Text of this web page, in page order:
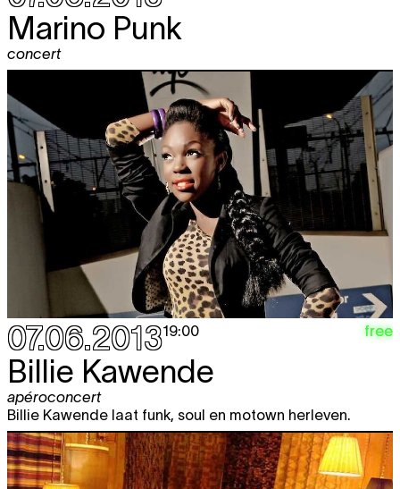
Marino Punk
concert
07.06.201319:00 free
Billie Kawende
apéroconcert
Billie Kawende laat funk, soul en motown herleven.